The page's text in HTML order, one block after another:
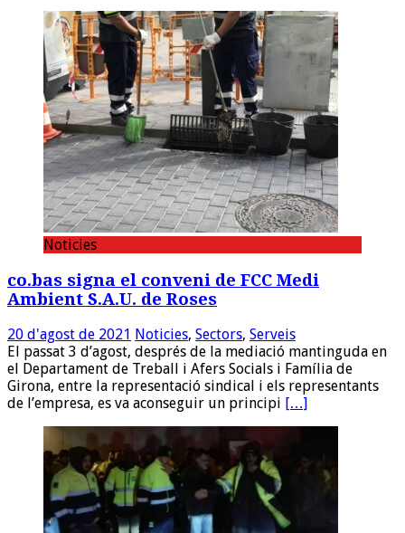
Noticies
co.bas signa el conveni de FCC Medi
Ambient S.A.U. de Roses
20 d'agost de 2021 Noticies, Sectors, Serveis
El passat 3 d’agost, després de la mediació mantinguda en
el Departament de Treball i Afers Socials i Família de
Girona, entre la representació sindical i els representants
de l’empresa, es va aconseguir un principi […]